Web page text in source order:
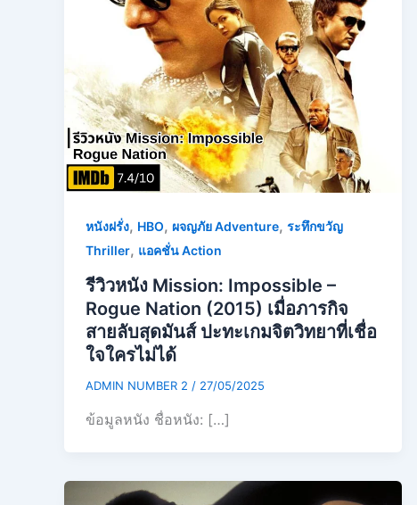
หนังฝรั่ง, HBO, ผจญภัย Adventure, ระทึกขวัญ
Thriller, แอคชั่น Action
รีวิวหนัง Mission: Impossible –
Rogue Nation (2015) เมื่อภารกิจ
สายลับสุดมันส์ ปะทะเกมจิตวิทยาที่เชื่อ
ใจใครไม่ได้
ADMIN NUMBER 2 / 27/05/2025
ข้อมูลหนัง ชื่อหนัง: […]